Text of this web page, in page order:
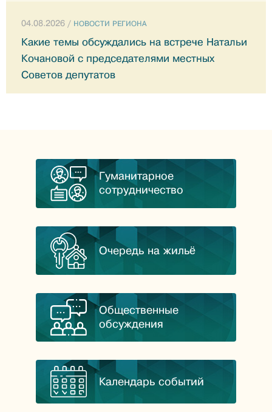
04.08.2026 / НОВОСТИ РЕГИОНА
Какие темы обсуждались на встрече Натальи
Кочановой с председателями местных
Советов депутатов
Гуманитарное
сотрудничество
Очередь на жильё
Общественные
обсуждения
Календарь событий